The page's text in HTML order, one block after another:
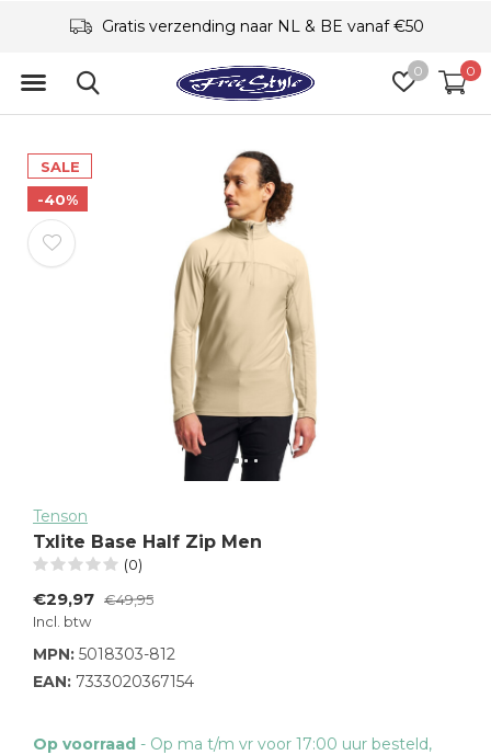
0 0
Gratis verzending naar NL & BE vanaf €50
SALE
-40%
Tenson
Txlite Base Half Zip Men
(0)
€29,97 €49,95
Incl. btw
MPN: 5018303-812
EAN: 7333020367154
Op voorraad - Op ma t/m vr voor 17:00 uur besteld,